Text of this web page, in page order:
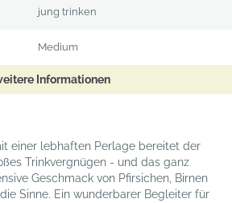
jung trinken
Medium
Informationen
einer lebhaften Perlage bereitet der
Trinkvergnügen - und das ganz
Geschmack von Pfirsichen, Birnen
Sinne. Ein wunderbarer Begleiter für